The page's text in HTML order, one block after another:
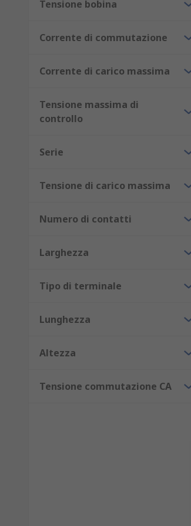
Tensione bobina
Corrente di commutazione
Corrente di carico massima
Tensione massima di
controllo
Serie
Tensione di carico massima
Numero di contatti
Larghezza
Tipo di terminale
Lunghezza
Altezza
Tensione commutazione CA